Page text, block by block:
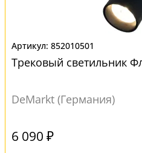
852010501
Трековый светильник
DeMarkt (Германия)
6 090 ₽